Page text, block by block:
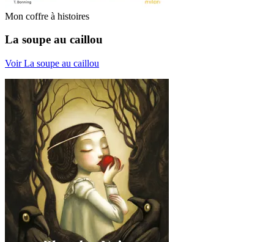
Mon coffre à histoires
La soupe au caillou
Voir La soupe au caillou